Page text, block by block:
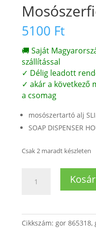
5100 Ft
🚚 Saját
szállítással
✓ Délig leadott
✓ akár a következő
a csomag
mosószertartó alj
SOAP DISPENSER
Csak 2 maradt készleten
fogadó
Cikkszám: gor 865318,